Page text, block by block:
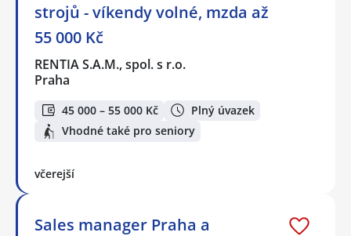
strojů - víkendy volné, mzda až
55 000 Kč
RENTIA S.A.M., spol. s r.o.
Praha
45 000 – 55 000 Kč
Plný úvazek
Vhodné také pro seniory
včerejší
Sales manager Praha a